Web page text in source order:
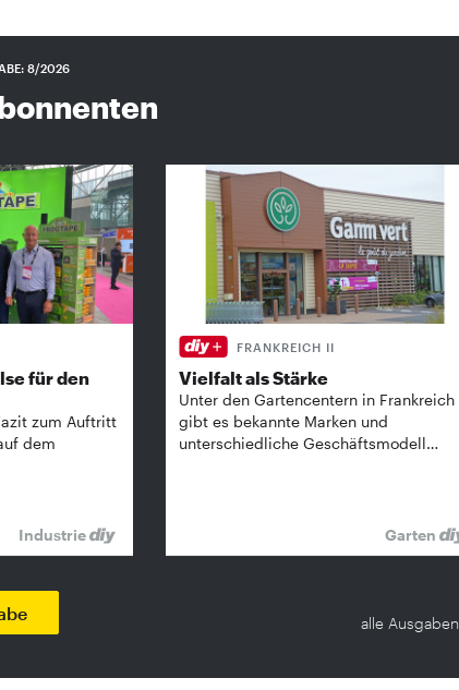
8/2026
für den
zum Auftritt
dem
Industrie
FRANKREICH II
Vielfalt als Stärke
Unter den Gartencentern in Frankreich
gibt es bekannte ­Marken und
unterschiedliche Geschäftsmodell…
Garten
alle Ausgaben